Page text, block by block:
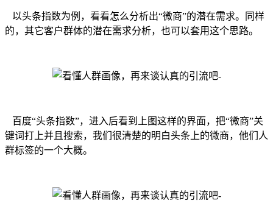
以头条指数为例，看看怎么分析出“微商”的潜在需求。同样
的，其它客户群体的潜在需求分析，也可以套用这个思路。
百度“头条指数”，进入后看到上图这样的界面，把“微商”关
键词打上并且搜索，我们很清楚的明白头条上的微商，他们人
群标签的一个大概。